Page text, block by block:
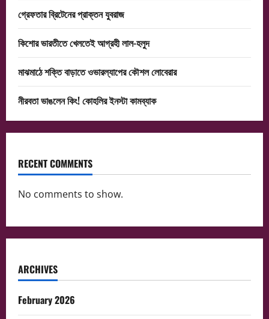
গ্রেফতার ব্রিটেনের প্রাক্তন যুবরাজ
কিশোর ভারতীতে খেলতেই আগ্রহী লাল-হলুদ
মাঝমাঠে শক্তি বাড়াতে ওভারল্যাপের কৌশল লোবেরার
নীরবতা ভাঙলেন কিং! কোহলির ইনস্টা কামব্যাক
RECENT COMMENTS
No comments to show.
ARCHIVES
February 2026